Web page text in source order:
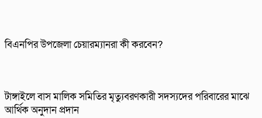
বিএনপির উপজেলা চেয়ারম্যানরা কী করবেন?
টাঙ্গাইলে বাস মালিক সমিতির মৃত্যুবরণকারী সদস্যদের পরিবারের মাঝে
আর্থিক অনুদান প্রদান